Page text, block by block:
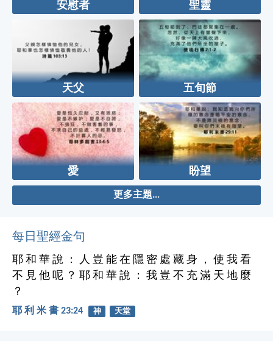
安慰者 聖靈
天父 五旬節
愛 盼望
更多主題...
每日聖經金句
耶 和 華 說 ： 人 豈 能 在 隱 密 處 藏 身 ， 使 我 看
不 見 他 呢 ？ 耶 和 華 說 ： 我 豈 不 充 滿 天 地 麼
？
耶 利 米 書 23:24 神 天堂